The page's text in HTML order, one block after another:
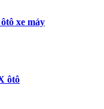
xe máy
ôtô